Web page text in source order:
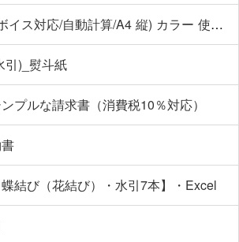
請求書 (インボイス対応/自動計算/A4 縦) カラー 使い方解説あり
引)_熨斗紙
プルな請求書（消費税10％対応）
結び（花結び）・水引7本】・Excel